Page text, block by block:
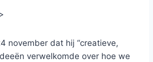
november dat hij “creatieve,
verwelkomde over hoe we